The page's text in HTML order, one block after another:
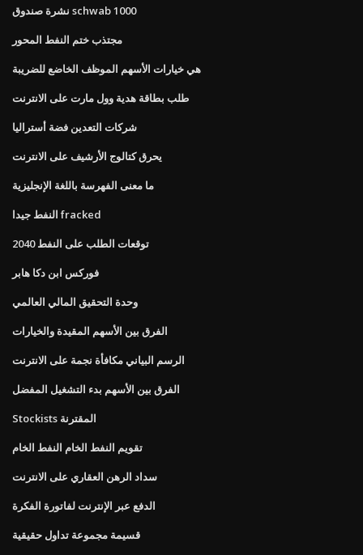
نشرة صندوق schwab 1000
مجتذب ختم النفط المحور
هي خيارات الأسهم الموظف الخاضع للضريبة
طلب بطاقة هدية وول مارت على الانترنت
شركات التعدين فضة أستراليا
يحرق كتالوج الأرشيف على الانترنت
ما معنى الفهرسة باللغة الإنجليزية
النفط جيدا fracked
توقعات الطلب على النفط 2040
فوركس ابن دكا هابر
وحدة التحقيق المالي العالمي
الفرق بين الأسهم المقيدة والخيارات
الرسم البياني مكافأة نجمة على الانترنت
الفرق بين الأسهم بدء التشغيل المفضل
Stockists المقترنة
تقويم النفط الخام النفط الخام
سداد الرهن العقاري على الانترنت
الدفع عبر الإنترنت لفاتورة الفكرة
قسيمة مجموعة تداول حقيقية